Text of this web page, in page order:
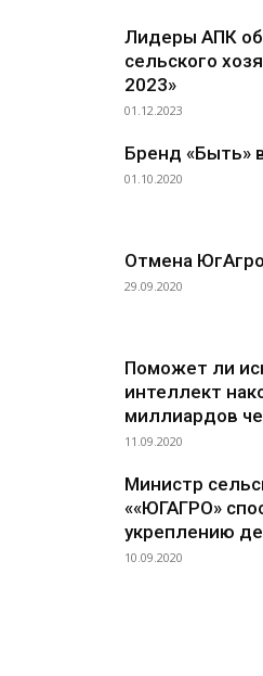
Лидеры АПК
сельского
2023»
01.12.2023
Бренд «Быть»
01.10.2020
Отмена
29.09.2020
Поможет ли
интеллект
миллиардов
11.09.2020
Министр
««ЮГАГРО»
укреплению
10.09.2020